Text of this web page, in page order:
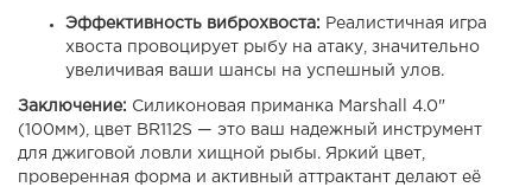
Эффективность виброхвоста: Реалистичная игра
хвоста провоцирует рыбу на атаку, значительно
увеличивая ваши шансы на успешный улов.
Заключение: Силиконовая приманка Marshall 4.0"
(100мм), цвет BR112S — это ваш надежный инструмент
для джиговой ловли хищной рыбы. Яркий цвет,
проверенная форма и активный аттрактант делают её